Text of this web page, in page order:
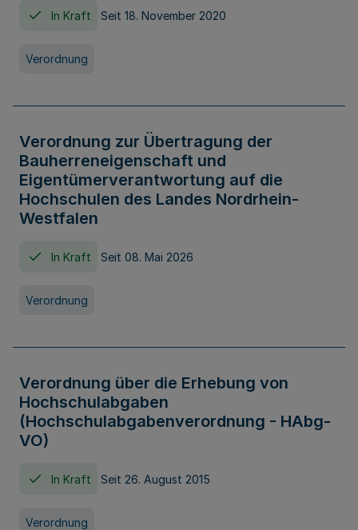
In Kraft Seit 18. November 2020
Verordnung
Verordnung zur Übertragung der
Bauherreneigenschaft und
Eigentümerverantwortung auf die
Hochschulen des Landes Nordrhein-
Westfalen
In Kraft Seit 08. Mai 2026
Verordnung
Verordnung über die Erhebung von
Hochschulabgaben
(Hochschulabgabenverordnung - HAbg-
VO)
In Kraft Seit 26. August 2015
Verordnung